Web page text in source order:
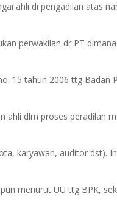
ahli di pengadilan atas
perwakilan dr PT
15 tahun 2006 ttg Badan
ahli dlm proses peradilan
karyawan, auditor dst).
menurut UU ttg BPK,